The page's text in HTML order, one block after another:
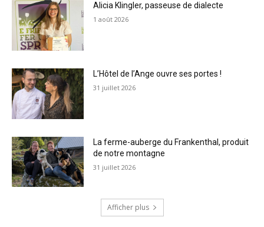
Alicia Klingler, passeuse de dialecte
1 août 2026
L’Hôtel de l’Ange ouvre ses portes !
31 juillet 2026
La ferme-auberge du Frankenthal, produit
de notre montagne
31 juillet 2026
Afficher plus